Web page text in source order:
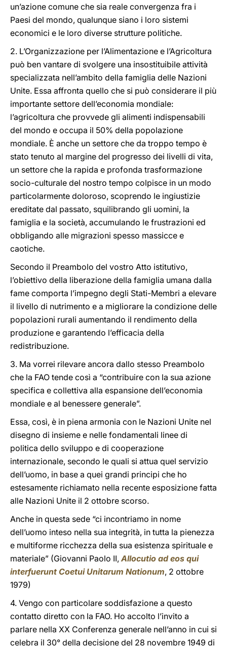
un’azione comune che sia reale convergenza fra i
Paesi del mondo, qualunque siano i loro sistemi
economici e le loro diverse strutture politiche.
2. L’Organizzazione per l’Alimentazione e l’Agricoltura
può ben vantare di svolgere una insostituibile attività
specializzata nell’ambito della famiglia delle Nazioni
Unite. Essa affronta quello che si può considerare il più
importante settore dell’economia mondiale:
l’agricoltura che provvede gli alimenti indispensabili
del mondo e occupa il 50% della popolazione
mondiale. È anche un settore che da troppo tempo è
stato tenuto al margine del progresso dei livelli di vita,
un settore che la rapida e profonda trasformazione
socio-culturale del nostro tempo colpisce in un modo
particolarmente doloroso, scoprendo le ingiustizie
ereditate dal passato, squilibrando gli uomini, la
famiglia e la società, accumulando le frustrazioni ed
obbligando alle migrazioni spesso massicce e
caotiche.
Secondo il Preambolo del vostro Atto istitutivo,
l’obiettivo della liberazione della famiglia umana dalla
fame comporta l’impegno degli Stati-Membri a elevare
il livello di nutrimento e a migliorare la condizione delle
popolazioni rurali aumentando il rendimento della
produzione e garantendo l’efficacia della
redistribuzione.
3. Ma vorrei rilevare ancora dallo stesso Preambolo
che la FAO tende così a “contribuire con la sua azione
specifica e collettiva alla espansione dell’economia
mondiale e al benessere generale”.
Essa, così, è in piena armonia con le Nazioni Unite nel
disegno di insieme e nelle fondamentali linee di
politica dello sviluppo e di cooperazione
internazionale, secondo le quali si attua quel servizio
dell’uomo, in base a quei grandi principi che ho
estesamente richiamato nella recente esposizione fatta
alle Nazioni Unite il 2 ottobre scorso.
Anche in questa sede “ci incontriamo in nome
dell’uomo inteso nella sua integrità, in tutta la pienezza
e multiforme ricchezza della sua esistenza spirituale e
materiale” (Giovanni Paolo II,Allocutio ad eos qui
interfuerunt Coetui Unitarum Nationum, 2 ottobre
1979)
4. Vengo con particolare soddisfazione a questo
contatto diretto con la FAO. Ho accolto l’invito a
parlare nella XX Conferenza generale nell’anno in cui si
celebra il 30° della decisione del 28 novembre 1949 di